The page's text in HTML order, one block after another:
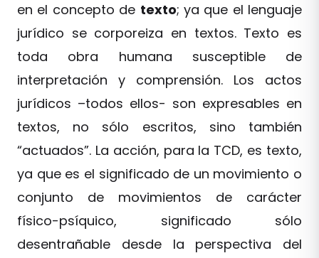
en el concepto de texto; ya que el lenguaje
jurídico se corporeiza en textos. Texto es
toda obra humana susceptible de
interpretación y comprensión. Los actos
jurídicos –todos ellos- son expresables en
textos, no sólo escritos, sino también
“actuados”. La acción, para la TCD, es texto,
ya que es el significado de un movimiento o
conjunto de movimientos de carácter
físico-psíquico, significado sólo
desentrañable desde la perspectiva del